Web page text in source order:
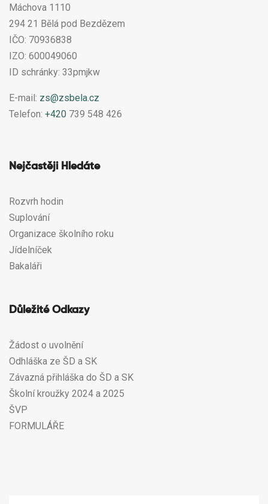
Máchova 1110
294 21 Bělá pod Bezdězem
IČO: 70936838
IZO: 600049060
ID schránky: 33pmjkw
E-mail: zs@zsbela.cz
Telefon: +420 739 548 426
Nejčastěji Hledáte
Rozvrh hodin
Suplování
Organizace školního roku
Jídelníček
Bakaláři
Důležité Odkazy
Žádost o uvolnění
Odhláška ze ŠD a SK
Závazná přihláška do ŠD a SK
Školní kroužky 2024 a 2025
ŠVP
FORMULÁŘE